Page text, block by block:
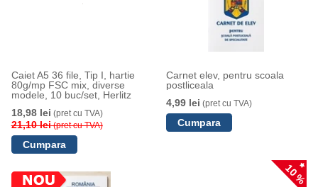
Caiet A5 36 file, Tip I, hartie
80g/mp FSC mix, diverse
modele, 10 buc/set, Herlitz
18,98 lei (pret cu TVA)
21,10 lei(pret cu TVA)
Carnet elev, pentru scoala
postliceala
4,99 lei (pret cu TVA)
10 %